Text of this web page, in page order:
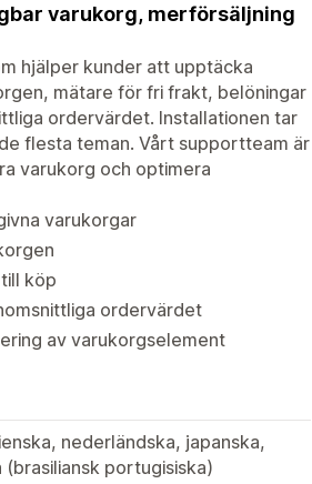
varukorg, merförsäljning
hjälper kunder att upptäcka
mätare för fri frakt, belöningar
ordervärdet. Installationen tar
flesta teman. Vårt supportteam är
varukorg och optimera
varukorgar
köp
ordervärdet
av varukorgselement
nederländska, japanska,
portugisiska)